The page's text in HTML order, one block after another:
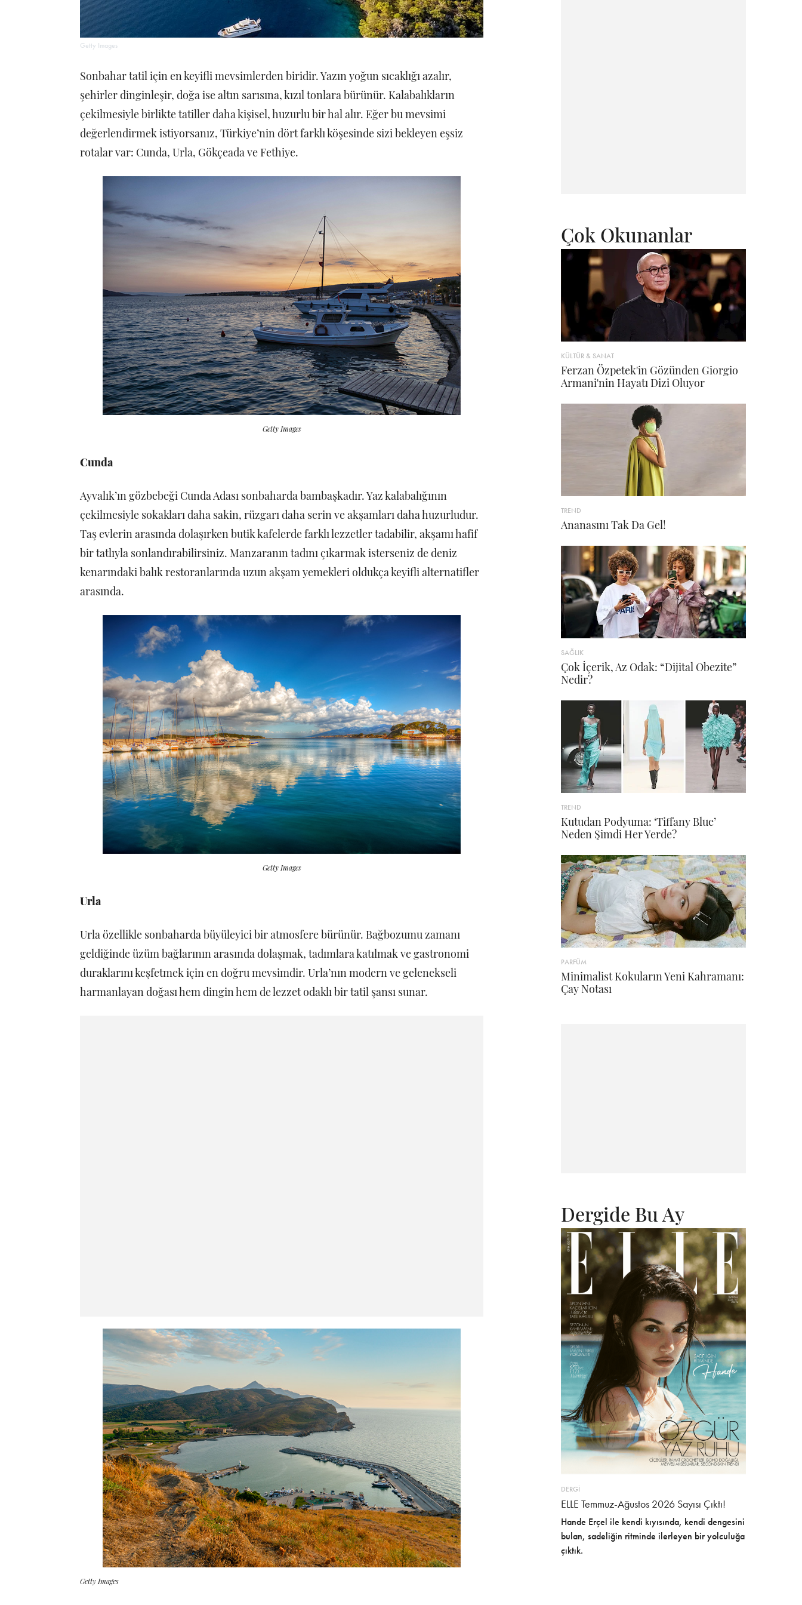
Getty Images
Sonbahar tatil için en keyifli mevsimlerden biridir. Yazın yoğun sıcaklığı azalır,
şehirler dinginleşir, doğa ise altın sarısına, kızıl tonlara bürünür. Kalabalıkların
çekilmesiyle birlikte tatiller daha kişisel, huzurlu bir hal alır. Eğer bu mevsimi
değerlendirmek istiyorsanız, Türkiye’nin dört farklı köşesinde sizi bekleyen eşsiz
rotalar var: Cunda, Urla, Gökçeada ve Fethiye.
Getty Images
Cunda
Ayvalık’ın gözbebeği Cunda Adası sonbaharda bambaşkadır. Yaz kalabalığının
çekilmesiyle sokakları daha sakin, rüzgarı daha serin ve akşamları daha huzurludur.
Taş evlerin arasında dolaşırken butik kafelerde farklı lezzetler tadabilir, akşamı hafif
bir tatlıyla sonlandırabilirsiniz. Manzaranın tadını çıkarmak isterseniz de deniz
kenarındaki balık restoranlarında uzun akşam yemekleri oldukça keyifli alternatifler
arasında.
Getty Images
Urla
Urla özellikle sonbaharda büyüleyici bir atmosfere bürünür. Bağbozumu zamanı
geldiğinde üzüm bağlarının arasında dolaşmak, tadımlara katılmak ve gastronomi
duraklarını keşfetmek için en doğru mevsimdir. Urla’nın modern ve gelenekseli
harmanlayan doğası hem dingin hem de lezzet odaklı bir tatil şansı sunar.
Getty Images
Çok Okunanlar
KÜLTÜR & SANAT
Ferzan Özpetek'in Gözünden Giorgio
Armani'nin Hayatı Dizi Oluyor
TREND
Ananasını Tak Da Gel!
SAĞLIK
Çok İçerik, Az Odak: “Dijital Obezite”
Nedir?
TREND
Kutudan Podyuma: ‘Tiffany Blue’
Neden Şimdi Her Yerde?
PARFÜM
Minimalist Kokuların Yeni Kahramanı:
Çay Notası
Dergide Bu Ay
DERGİ
ELLE Temmuz-Ağustos 2026 Sayısı Çıktı!
Hande Erçel ile kendi kıyısında, kendi dengesini
bulan, sadeliğin ritminde ilerleyen bir yolculuğa
çıktık.